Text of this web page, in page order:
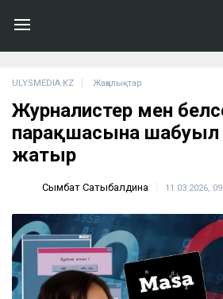
ULYSMEDIA.KZ Жаңалықтар
Журналистер мен
парақшасына
жатыр
Сымбат Сатыбалдина 11.03.2026,